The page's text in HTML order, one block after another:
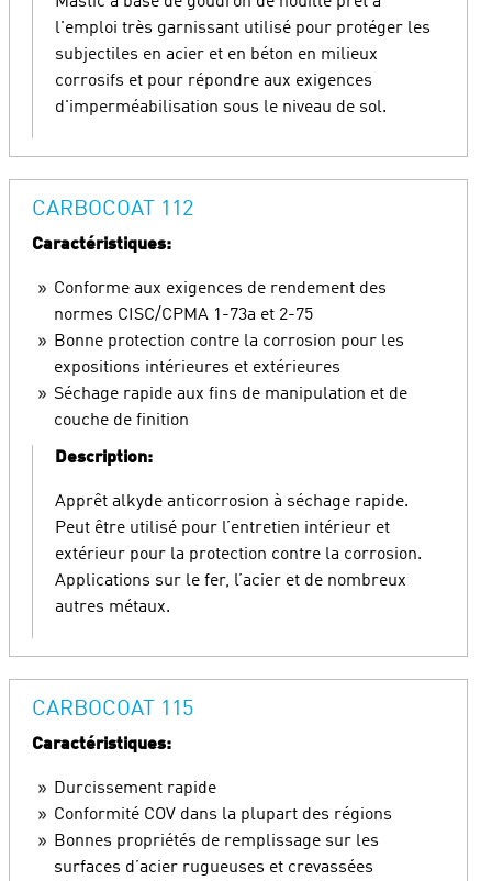
l'emploi très garnissant utilisé pour protéger les
subjectiles en acier et en béton en milieux
corrosifs et pour répondre aux exigences
d'imperméabilisation sous le niveau de sol.
CARBOCOAT 112
Caractéristiques:
Conforme aux exigences de rendement des
normes CISC/CPMA 1-73a et 2-75
Bonne protection contre la corrosion pour les
expositions intérieures et extérieures
Séchage rapide aux fins de manipulation et de
couche de finition
Description:
Apprêt alkyde anticorrosion à séchage rapide.
Peut être utilisé pour l’entretien intérieur et
extérieur pour la protection contre la corrosion.
Applications sur le fer, l’acier et de nombreux
autres métaux.
CARBOCOAT 115
Caractéristiques:
Durcissement rapide
Conformité COV dans la plupart des régions
Bonnes propriétés de remplissage sur les
surfaces d’acier rugueuses et crevassées